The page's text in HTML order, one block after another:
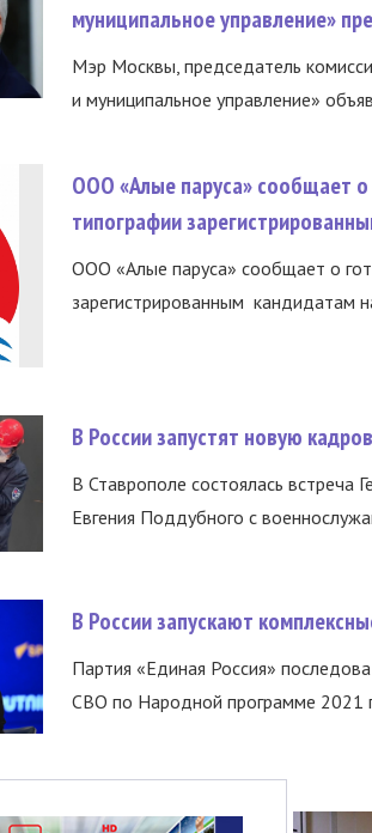
муниципальное управление»
Мэр Москвы, председатель
и муниципальное управление»
ООО «Алые паруса» сообщает о
типографии
ООО «Алые паруса» сообщает о
зарегистрированным кандидатам
В России запустят новую
В Ставрополе состоялась встреча
Евгения Поддубного с
В России запускают
Партия «Единая Россия»
СВО по Народной программе 2021